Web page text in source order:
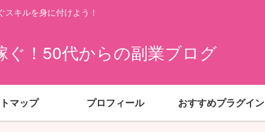
スキルを身に付けよう！
！50代からの副業ブログ
マップ プロフィール おすすめプラグイン